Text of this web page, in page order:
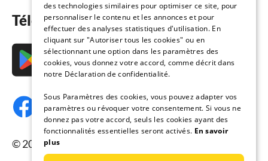
Téléchargez l’application maintenant
© 2026 Resido.fr, tous droits réservés.
des technologies similaires pour optimiser ce site, pour
personnaliser le contenu et les annonces et pour
effectuer des analyses statistiques d'utilisation. En
cliquant sur "Autoriser tous les cookies" ou en
sélectionnant une option dans les paramètres des
cookies, vous donnez votre accord, comme décrit dans
notre Déclaration de confidentialité.
Sous Paramètres des cookies, vous pouvez adapter vos
paramètres ou révoquer votre consentement. Si vous ne
donnez pas votre accord, seuls les cookies ayant des
fonctionnalités essentielles seront activés. En savoir
plus